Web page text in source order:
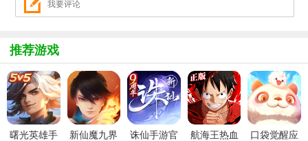
推荐游戏
曙光英雄手
新仙魔九界
诛仙手游官
航海王热血
口袋觉醒应